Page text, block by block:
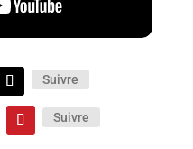
Suivre
Suivre